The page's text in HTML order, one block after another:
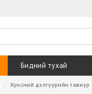
Бидний тухай
Хүнсний дэлгүүрийн тавиур